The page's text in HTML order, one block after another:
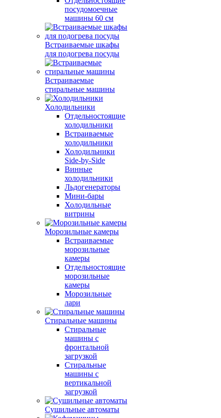
посудомоечные
машины 60 см
Встраиваемые шкафы
для подогрева посуды
Встраиваемые
стиральные машины
Холодильники
Отдельностоящие
холодильники
Встраиваемые
холодильники
Холодильники
Side-by-Side
Винные
холодильники
Льдогенераторы
Мини-бары
Холодильные
витрины
Морозильные камеры
Встраиваемые
морозильные
камеры
Отдельностоящие
морозильные
камеры
Морозильные
лари
Стиральные машины
Стиральные
машины с
фронтальной
загрузкой
Стиральные
машины с
вертикальной
загрузкой
Сушильные автоматы